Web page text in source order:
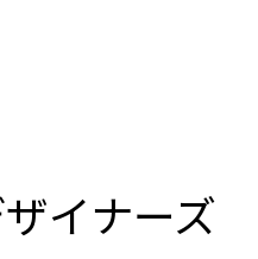
イナーズ